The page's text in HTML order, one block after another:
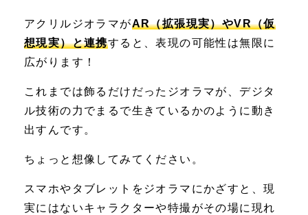
アクリルジオラマがAR（拡張現実）やVR（仮
想現実）と連携すると、表現の可能性は無限に
広がります！
これまでは飾るだけだったジオラマが、デジタ
ル技術の力でまるで生きているかのように動き
出すんです。
ちょっと想像してみてください。
スマホやタブレットをジオラマにかざすと、現
実にはないキャラクターや特撮がその場に現れ